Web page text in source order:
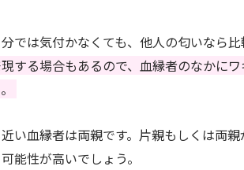
では気付かなくても、他人の匂いなら比
する場合もあるので、血縁者のなかに
い血縁者は両親です。片親もしくは両
能性が高いでしょう。